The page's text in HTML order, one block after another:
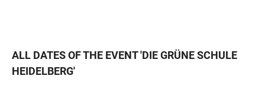
ALL DATES OF THE EVENT'DIE GRÜNE SCHULE
HEIDELBERG'